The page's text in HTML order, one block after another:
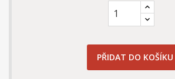
PŘIDAT DO KOŠÍKU